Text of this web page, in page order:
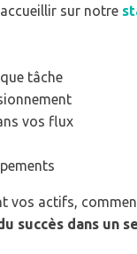
sur notre
tâche
vos flux
vos actifs,
succès dans un